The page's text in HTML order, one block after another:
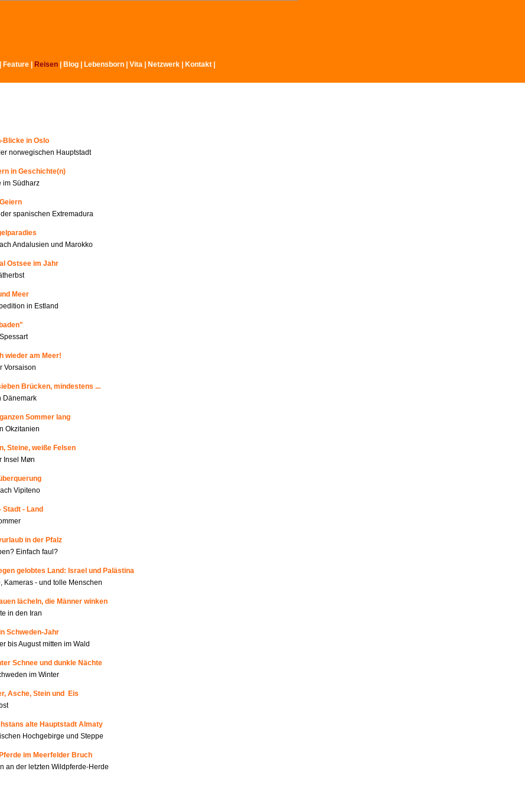
Feature Reisen Blog | Lebensborn Vita Netzwerk Kontakt
Blicke in Oslo
norwegischen Hauptstadt
in Geschichte(n)
im Südharz
spanischen Extremadura
Andalusien und Marokko
Ostsee im Jahr
Meer
in Estland
wieder am Meer!
Vorsaison
Brücken, mindestens ...
Dänemark
Sommer lang
Okzitanien
Steine, weiße Felsen
Insel Møn
Vipiteno
Stadt - Land
in der Pfalz
Einfach faul?
gelobtes Land: Israel und Palästina
Kameras - und tolle Menschen
lächeln, die Männer winken
in den Iran
Schweden-Jahr
bis August mitten im Wald
Schnee und dunkle Nächte
im Winter
Asche, Stein und Eis
alte Hauptstadt Almaty
Hochgebirge und Steppe
im Meerfelder Bruch
an der letzten Wildpferde-Herde